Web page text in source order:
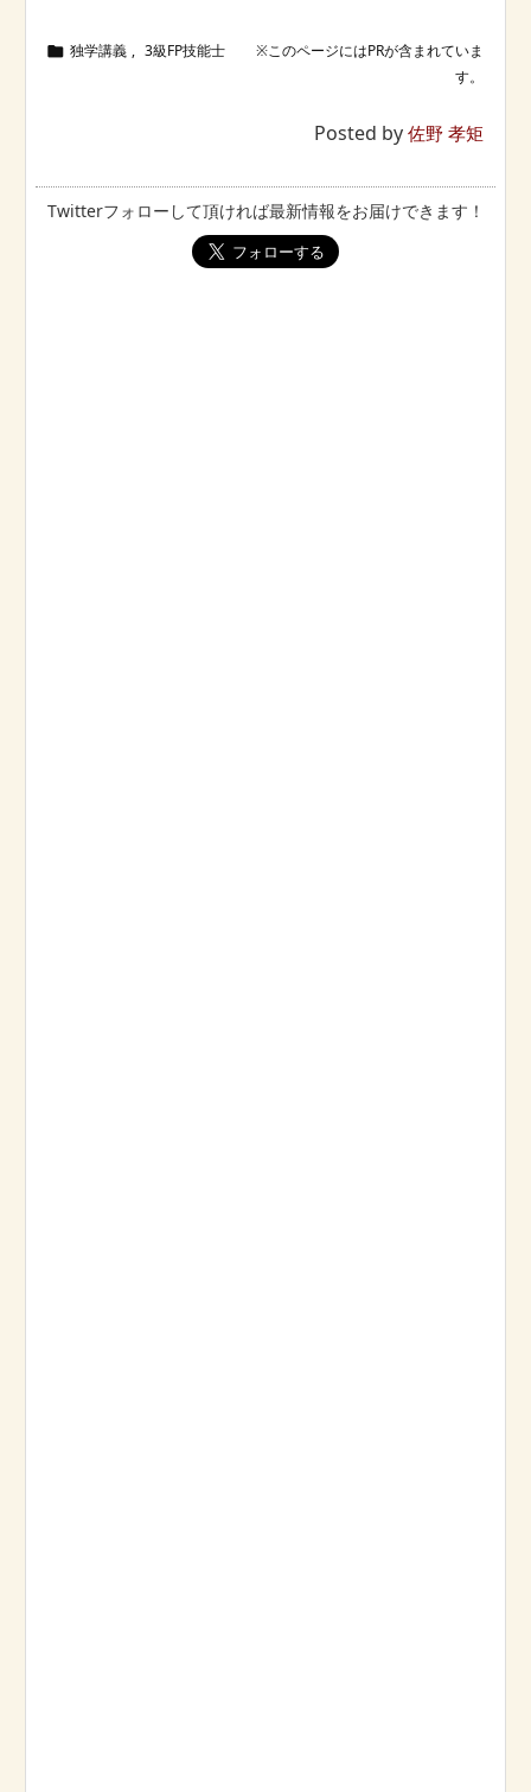
 独学講義 , 3級FP技能士
Posted by 佐野 孝矩
Twitterフォローして頂ければ最新情報をお届けできます！